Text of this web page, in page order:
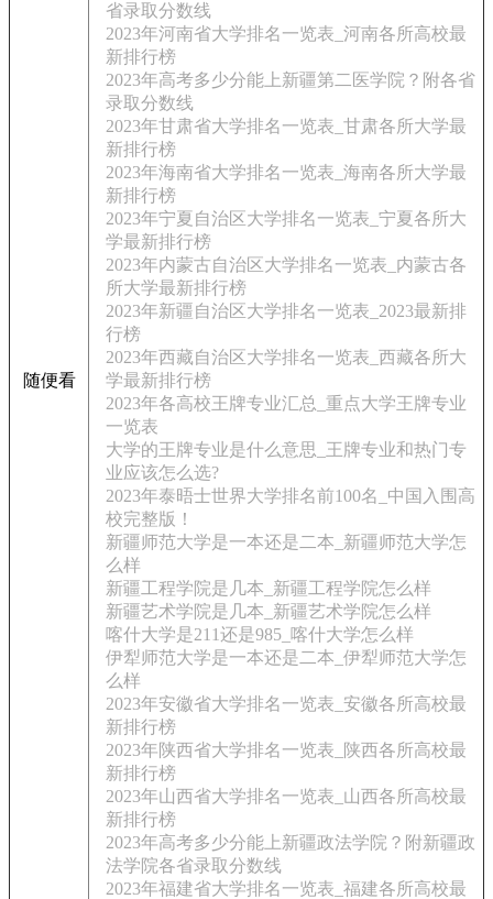
随便看
省录取分数线
2023年河南省大学排名一览表_河南各所高校最
新排行榜
2023年高考多少分能上新疆第二医学院？附各省
录取分数线
2023年甘肃省大学排名一览表_甘肃各所大学最
新排行榜
2023年海南省大学排名一览表_海南各所大学最
新排行榜
2023年宁夏自治区大学排名一览表_宁夏各所大
学最新排行榜
2023年内蒙古自治区大学排名一览表_内蒙古各
所大学最新排行榜
2023年新疆自治区大学排名一览表_2023最新排
行榜
2023年西藏自治区大学排名一览表_西藏各所大
学最新排行榜
2023年各高校王牌专业汇总_重点大学王牌专业
一览表
大学的王牌专业是什么意思_王牌专业和热门专
业应该怎么选?
2023年泰晤士世界大学排名前100名_中国入围高
校完整版！
新疆师范大学是一本还是二本_新疆师范大学怎
么样
新疆工程学院是几本_新疆工程学院怎么样
新疆艺术学院是几本_新疆艺术学院怎么样
喀什大学是211还是985_喀什大学怎么样
伊犁师范大学是一本还是二本_伊犁师范大学怎
么样
2023年安徽省大学排名一览表_安徽各所高校最
新排行榜
2023年陕西省大学排名一览表_陕西各所高校最
新排行榜
2023年山西省大学排名一览表_山西各所高校最
新排行榜
2023年高考多少分能上新疆政法学院？附新疆政
法学院各省录取分数线
2023年福建省大学排名一览表_福建各所高校最